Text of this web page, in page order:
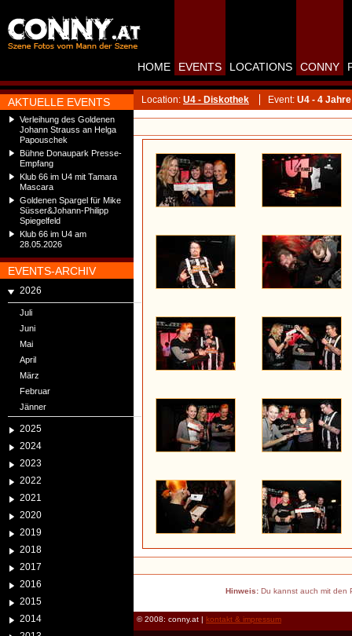
AKTUELLE EVENTS
Verleihung des Goldenen
Johann Strauss an Helga
Papouschek
Bühne Donaupark Presse-
Empfang
Klub 66 im U4 mit Tamara
Mascara
Goldenen Spargel für Mike
Süsser&Johann-Philipp
Spiegelfeld
Klub 66 im U4 am
28.05.2026
EVENTS-ARCHIV
2026
Juli
Juni
Mai
April
März
Februar
Jänner
2025
2024
2023
2022
2021
2020
2019
2018
2017
2016
2015
2014
HOME EVENTS LOCATIONS CONNY
Location: U4 - Diskothek Event: U4 - 4
Hinweis:Du kannst auch mit den
© 2008: conny.at | kontakt & impressum